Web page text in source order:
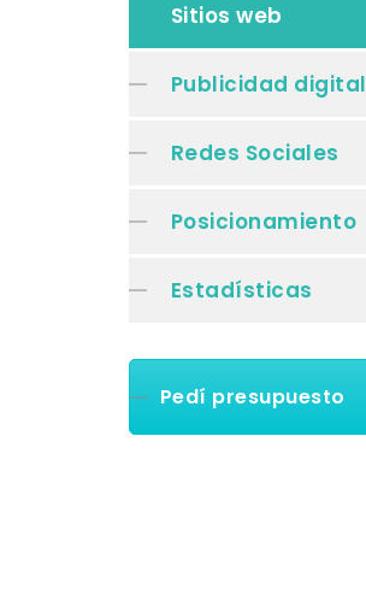
Sitios web
Publicidad digital
Redes Sociales
Posicionamiento
Estadísticas
Pedí presupuesto